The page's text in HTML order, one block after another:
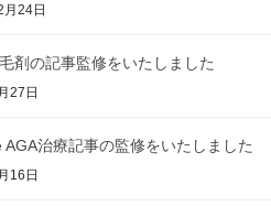
24日
剤の記事監修をいたしました
27日
AGA治療記事の監修をいたしました
16日